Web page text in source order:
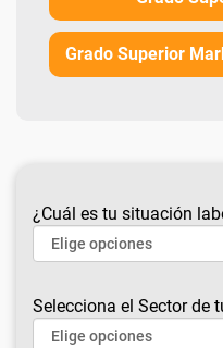
Grado Superior
¿Cuál es tu situación
Selecciona el Sector de